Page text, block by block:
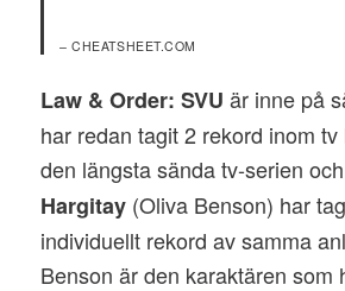
– CHEATSHEET.COM
Law & Order: SVU är inne på
har redan tagit 2 rekord inom
den längsta sända tv-serien och
Hargitay (Oliva Benson) har
individuellt rekord av samma
Benson är den karaktären som